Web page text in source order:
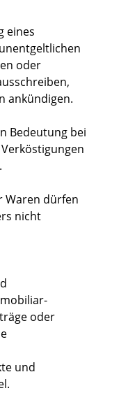
eines
oder
ankündigen.
Bedeutung bei
Waren dürfen
nicht
oder
und